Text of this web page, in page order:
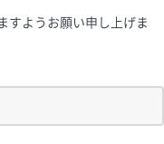
すようお願い申し上げま